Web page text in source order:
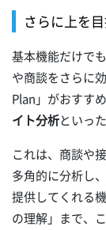
さらに上を
基本機能だけで
や商談をさらに
Plan」がおすす
イト分析といっ
これは、商談や
多角的に分析し
提供してくれる
の理解」まで、